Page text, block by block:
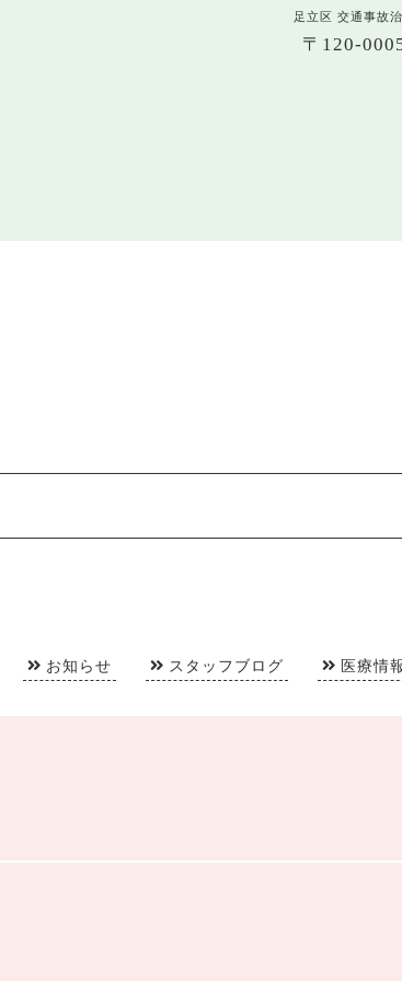
足立区 交通事故
〒120-
お知らせ スタッフブログ 医療情